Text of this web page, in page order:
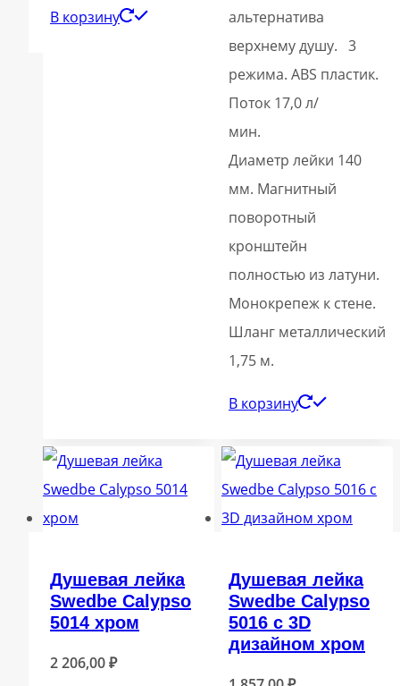
В корзину
альтернатива
верхнему душу. 3
режима. ABS пластик.
Поток 17,0 л/
Диаметр лейки 140
мм. Магнитный
поворотный
кронштейн
полностью из латуни.
Монокрепеж к стене.
Шланг металлический
1,75 м.
В корзину
Душевая лейка
Swedbe Calypso
5014 хром
2 206,00₽
Душевая лейка
Swedbe Calypso
5016 с 3D
дизайном хром